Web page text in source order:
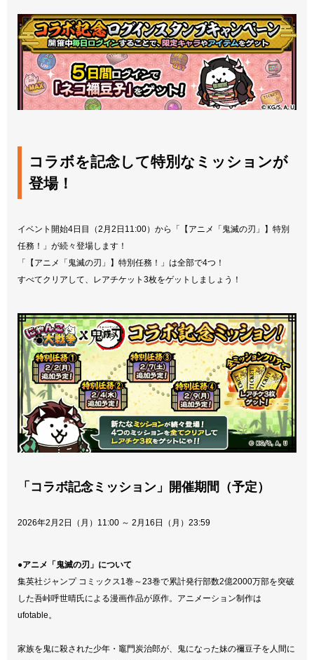
コラボを記念して特別なミッションが
登場！
イベント開始4日目（2月2日11:00）から「【アニメ「鬼滅の刃」】特別
任務！」が続々登場します！
「【アニメ「鬼滅の刃」】特別任務！」は全部で4つ！
すべてクリアして、レアチケット3枚をゲットしましょう！
「コラボ記念ミッション」開催期間（予定）
2026年2月2日（月）11:00 ～ 2月16日（月）23:59
●アニメ「鬼滅の刃」について
集英社ジャンプ コミックス1巻～23巻で累計発行部数2億2000万部を突破
した吾峠呼世晴氏による漫画作品が原作。アニメーション制作は
ufotable。
家族を鬼に殺された少年・竈門炭治郎が、鬼になった妹の禰󠄀豆子を人間に